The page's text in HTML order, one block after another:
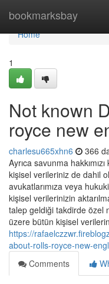
bookmarksbay
Home
Home
1
Not known
royce new
charlesu665xhn6 366
Ayrıca savunma
kişisel verileriniz de dahil
avukatlarımıza veya
kişisel verilerinizin
talep geldiği takdirde özel
https://
about-rolls-royce-new-
Comments